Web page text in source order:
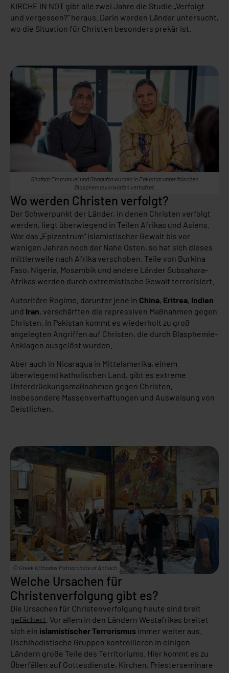
KIRCHE IN NOT gibt alle zwei Jahre die Studie „Verfolgt
und vergessen?“ heraus. Darin werden Länder untersucht,
wo die Situation für Christen besonders prekär ist.
Wo werden Christen verfolgt?
Der Schwerpunkt der Länder, in denen Christen verfolgt
werden, liegt überwiegend in Teilen Afrikas und Asiens.
War das „Epizentrum“ islamistischer Gewalt bis vor
wenigen Jahren noch der Nahe Osten, so hat sich dieses
mittlerweile nach Afrika verschoben. Teile von Burkina
Faso, Nigeria, Mosambik und andere Länder Subsahara-
Afrikas werden durch extremistische Gewalt terrorisiert.
Autoritäre Regime, darunter jene in China, Eritrea, Indien
und Iran, verschärften die repressiven Maßnahmen gegen
Christen. In Pakistan kommt es wiederholt zu groß
angelegten Angriffen auf Christen, die durch Blasphemie-
Anklagen ausgelöst wurden.
Aber auch in Nicaragua in Mittelamerika, einem
überwiegend katholischen Land, gibt es extreme
Unterdrückungsmaßnahmen gegen Christen,
insbesondere Massenverhaftungen und Ausweisung von
Geistlichen.
Shafqat Emmanuel und Shagufta wurden in Pakistan unter falschen
Blasphemievorwürfen verhaftet.
© Greek Orthodox Patriarchate of Antioch
Welche Ursachen für
Christenverfolgung gibt es?
Die Ursachen für Christenverfolgung heute sind breit
gefächert . Vor allem in den Ländern Westafrikas breitet
sich ein islamistischer Terrorismus immer weiter aus.
Dschihadistische Gruppen kontrollieren in einigen
Ländern große Teile des Territoriums. Hier kommt es zu
Überfällen auf Gottesdienste, Kirchen, Priesterseminare